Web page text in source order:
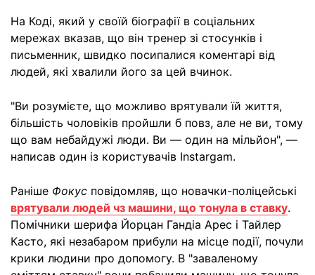
На Коді, який у своїй біографії в соціальних
мережах вказав, що він тренер зі стосунків і
письменник, швидко посипалися коментарі від
людей, які хвалили його за цей вчинок.
"Ви розумієте, що можливо врятували їй життя,
більшість чоловіків пройшли б повз, але не ви, тому
що вам небайдужі люди. Ви — один на мільйон", —
написав один із користувачів Instargam.
Раніше Фокус повідомляв, що новачки-поліцейські
врятували людей чз машини, що тонула в ставку.
Помічники шерифа Йорцан Гандіа Арес і Тайлер
Касто, які незабаром прибули на місце події, почули
крики людини про допомогу. В "заваленому